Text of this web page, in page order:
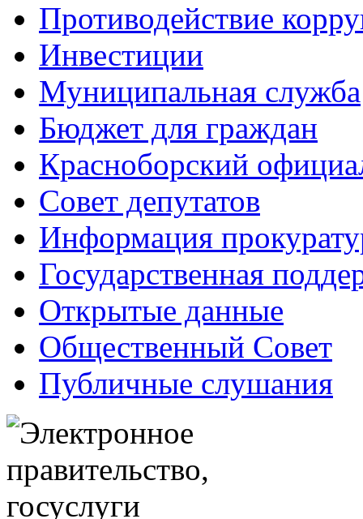
Противодействие
Инвестиции
Муниципальная служба
Бюджет для граждан
Красноборский
Совет депутатов
Информация
Государственная
Открытые данные
Общественный Совет
Публичные слушания